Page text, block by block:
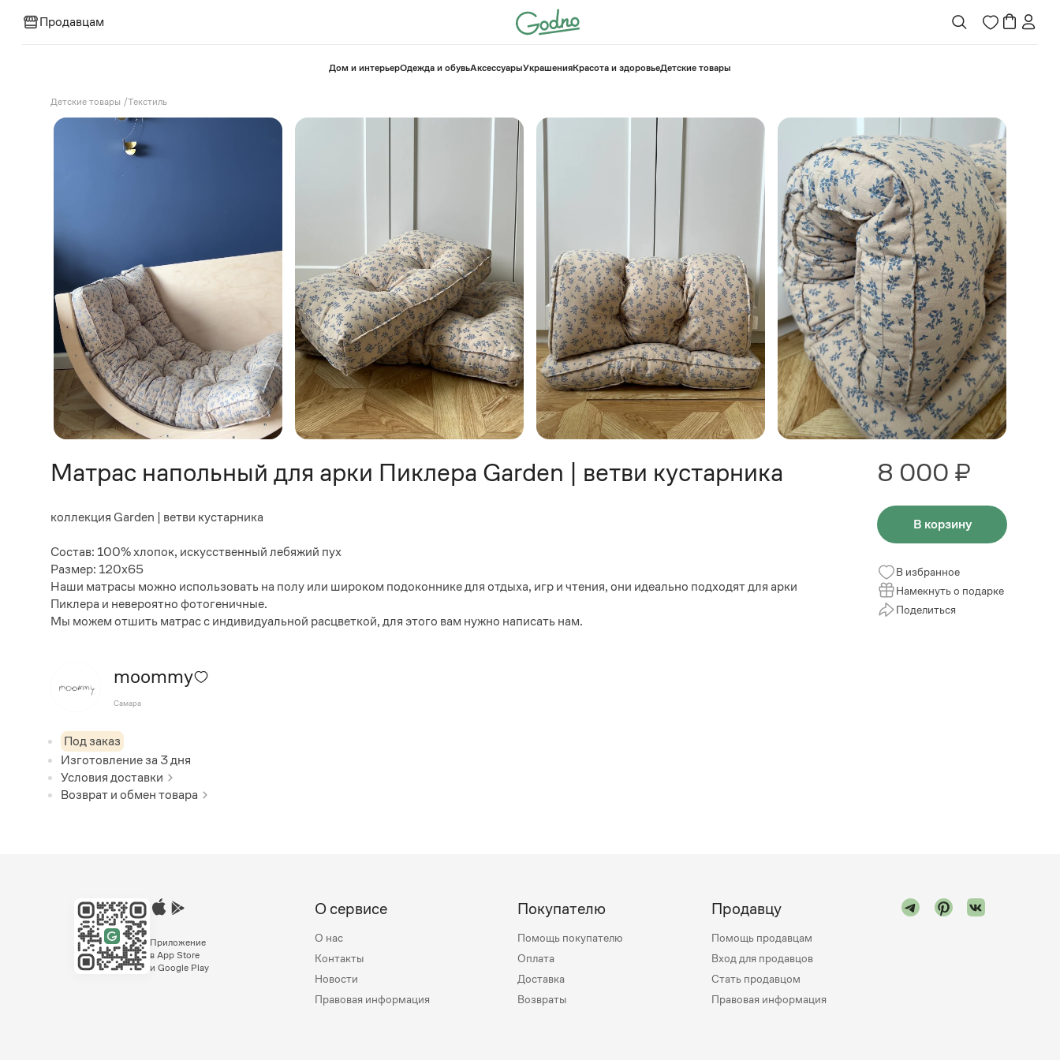
Продавцам
⁠Дом и интерьерОдежда и обувьАксессуарыУкрашенияКрасота и здоровье⁠Детские товары
⁠Детские товары /Текстиль
Матрас напольный для арки Пиклера Garden | ветви кустарника
коллекция Garden | ветви кустарника
Состав: 100% хлопок, искусственный лебяжий пух
Размер: 120x65
Наши матрасы можно использовать на полу или широком подоконнике для отдыха, игр и чтения, они идеально подходят для арки
Пиклера и невероятно фотогеничные.
Мы можем отшить матрас с индивидуальной расцветкой, для этого вам нужно написать нам.
moommy
Самара
Под заказ
Изготовление за 3дня
Условия доставки
Возврат и обмен товара
8 000 ₽
В корзину
В избранное
Намекнуть о подарке
Поделиться
Приложение
в App Store
и Google Play
О сервисе
О нас
Контакты
Новости
Правовая информация
Покупателю
Помощь покупателю
Оплата
Доставка
Возвраты
Продавцу
Помощь продавцам
Вход для продавцов
Стать продавцом
Правовая информация